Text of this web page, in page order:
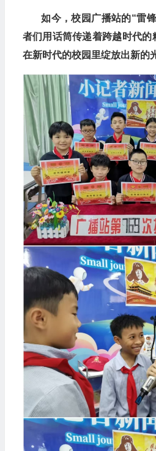
如今，校园广播站的“雷锋
者们用话筒传递着跨越时代的
在新时代的校园里绽放出新的